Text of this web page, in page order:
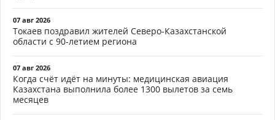
07 авг 2026
Токаев поздравил жителей Северо-Казахстанской
области с 90-летием региона
07 авг 2026
Когда счёт идёт на минуты: медицинская авиация
Казахстана выполнила более 1300 вылетов за семь
месяцев